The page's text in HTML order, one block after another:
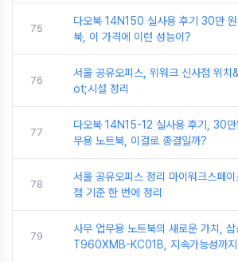
75
다오북 14N150 실사용 후기 30만
북, 이 가격에 이런 성능이?
76
서울 공유오피스, 위워크 신사점 위
ot;시설 정리
77
다오북 14N15-12 실사용 후기, 30만
무용 노트북, 이걸로 종결일까?
78
서울 공유오피스 정리 마이워크스페
점 기준 한 번에 정리
79
사무 업무용 노트북의 새로운 가치,
T960XMB-KC01B, 지속가능성까지